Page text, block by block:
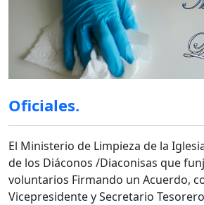
Oficiales.
El Ministerio de Limpieza de la
de los Diáconos /Diaconisas que
voluntarios Firmando un Acuerdo,
Vicepresidente y Secretario